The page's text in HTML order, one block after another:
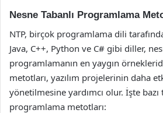
Nesne Tabanlı Programlama
NTP, birçok programlama dili
Java, C++, Python ve C# gibi diller,
programlamanın en yaygın
metotları, yazılım projelerinin daha
yönetilmesine yardımcı olur. İşte
programlama metotları: